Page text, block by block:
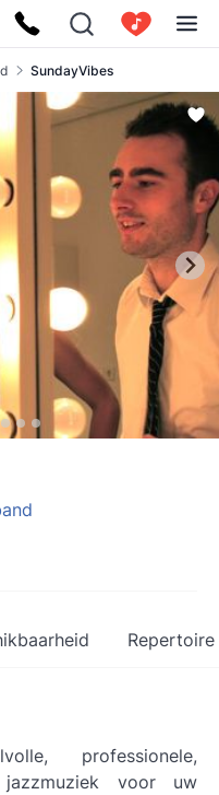
SundayVibes
Repertoire
professionele,
voor uw